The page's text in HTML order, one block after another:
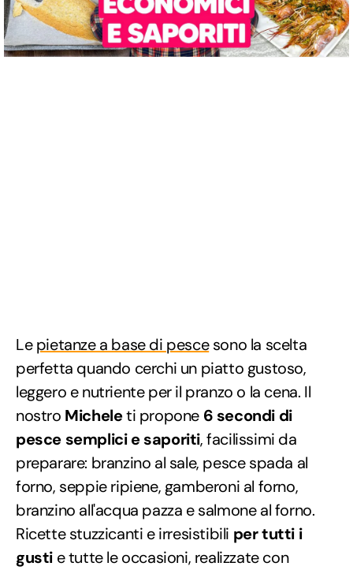
Lepietanze a base di pescesono la scelta
perfetta quando cerchi un piatto gustoso,
leggero e nutriente per il pranzo o la cena. Il
nostro Micheleti propone 6 secondi di
pesce semplici e saporiti, facilissimi da
preparare: branzino al sale, pesce spada al
forno, seppie ripiene, gamberoni al forno,
branzino all'acqua pazza e salmone al forno.
Ricette stuzzicanti e irresistibili per tutti i
gusti e tutte le occasioni, realizzate con